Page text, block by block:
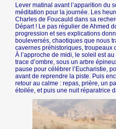
Lever matinal avant l’apparition du
méditation pour la journée. Les
Charles de Foucauld dans sa
Départ ! Le pas régulier de Ahmed
progression et ses explications
bouleversés, chaotiques que nous
cavernes préhistoriques, troupeaux
À l’approche de midi, le soleil est
trace d’ombre, sous un arbre
pause pour célébrer l’Eucharistie,
avant de reprendre la piste. Puis
retour au calme : repas, prière, un
étoilée, et puis une nuit réparatrice